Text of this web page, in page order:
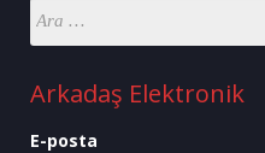
Arkadaş Elektronik
E-posta